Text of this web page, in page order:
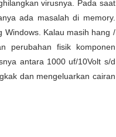
virusnya. Pada saat
ada masalah di memory.
Windows. Kalau masih hang /
perubahan fisik komponen
antara 1000 uf/10Volt s/d
dan mengeluarkan cairan